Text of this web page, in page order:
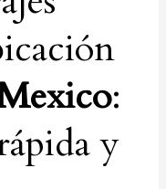
:
y